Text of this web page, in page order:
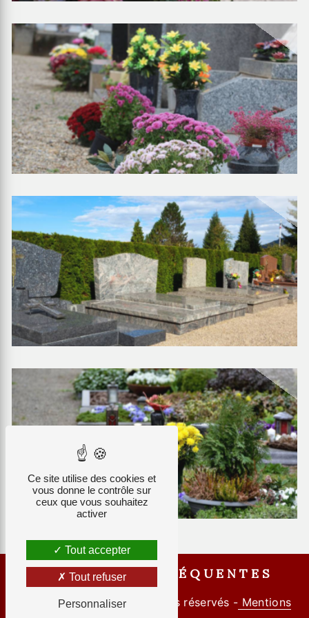
RECHERCHES FRÉQUENTES
Vistalid- 2026 - Tous droits réservés - Mentions
Ce site utilise des cookies et
vous donne le contrôle sur
ceux que vous souhaitez
activer
Tout accepter
Tout refuser
Personnaliser